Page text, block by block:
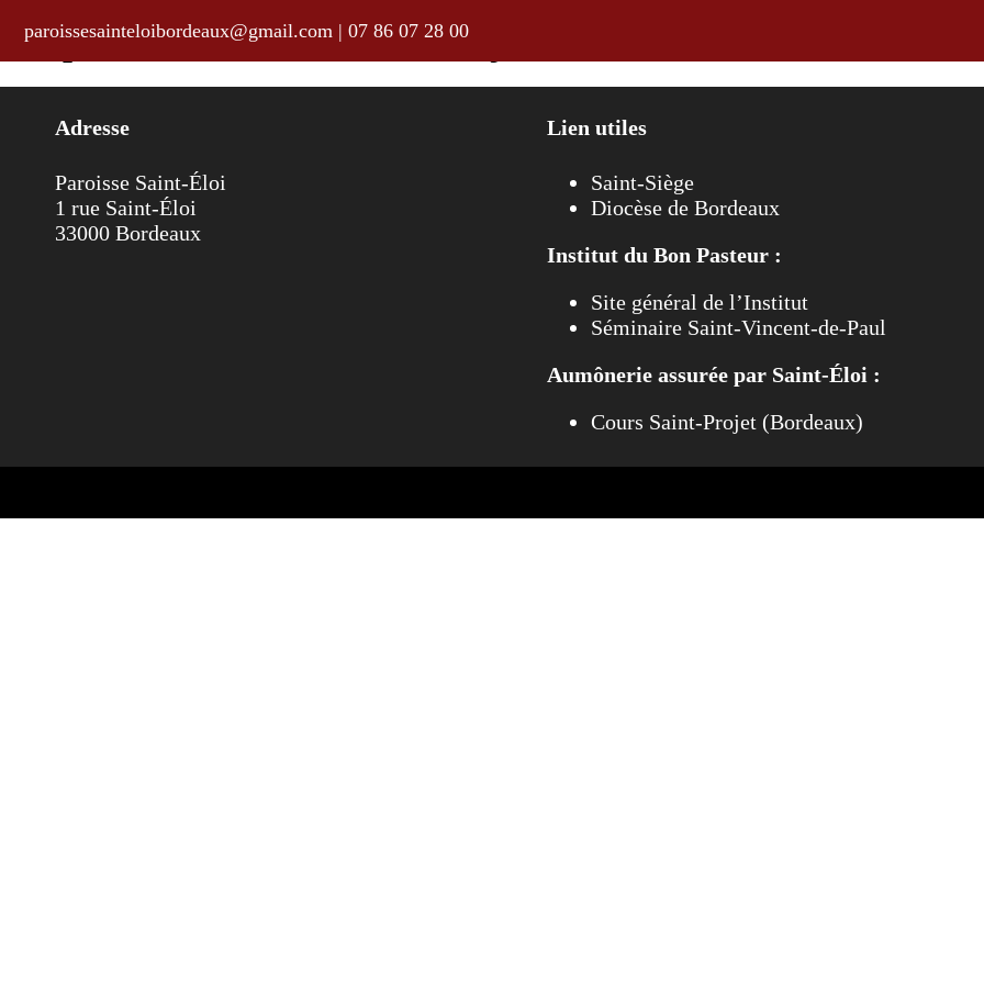
paroissesainteloibordeaux@gmail.com| 07 86 07 28 00
pour la semaine du 15 au 22 juin 2025
Adresse
Paroisse Saint-Éloi
1 rue Saint-Éloi
33000 Bordeaux
Lien utiles
Saint-Siège
Diocèse de Bordeaux
Institut du Bon Pasteur :
Site général de l’Institut
Séminaire Saint-Vincent-de-Paul
Aumônerie assurée par Saint-Éloi :
Cours Saint-Projet (Bordeaux)